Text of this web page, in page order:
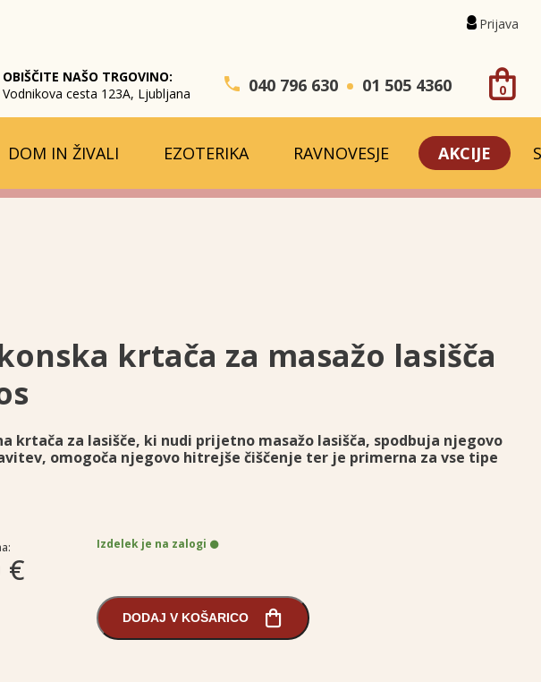
OBIŠČITE NAŠO TRGOVINO:
Vodnikova cesta 123A, Ljubljana
040 796 630 01 505 4360 0
Prijava
DOM IN ŽIVALI EZOTERIKA RAVNOVESJE AKCIJE
krtača za masažo lasišča
krtača za lasišče, ki nudi prijetno masažo lasišča, spodbuja njegovo
omogoča njegovo hitrejše čiščenje ter je primerna za vse tipe
€
Izdelek je na zalogi
DODAJ V KOŠARICO